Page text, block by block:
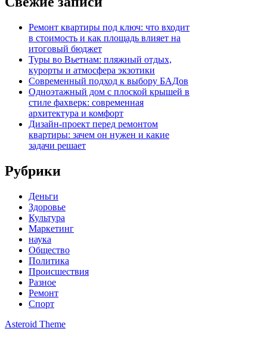
Ремонт квартиры под ключ: что входит
в стоимость и как площадь влияет на
итоговый бюджет
Туры во Вьетнам: пляжный отдых,
курорты и атмосфера экзотики
Современный подход к выбору БАДов
Одноэтажный дом с плоской крышей в
стиле фахверк: современная
архитектура и комфорт
Дизайн-проект перед ремонтом
квартиры: зачем он нужен и какие
задачи решает
Рубрики
Деньги
Здоровье
Культура
Маркетинг
наука
Общество
Политика
Происшествия
Разное
Ремонт
Спорт
Asteroid Theme